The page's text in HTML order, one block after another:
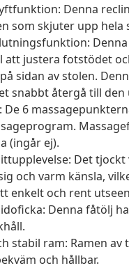
Denna
som skjuter upp hela
att justera fotstödet
sidan av stolen.
snabbt återgå till
De 6
(ingår ej).
Det
och varm känsla,
enkelt och rent
Denna fåtölj
stabil ram: Ramen
och hållbar.